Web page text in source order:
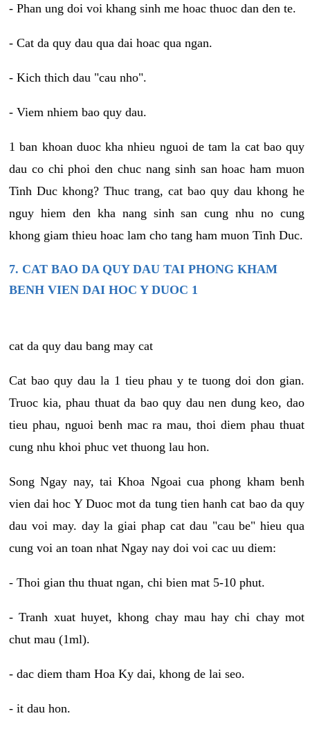
- Phan ung doi voi khang sinh me hoac thuoc dan den te.
- Cat da quy dau qua dai hoac qua ngan.
- Kich thich dau "cau nho".
- Viem nhiem bao quy dau.
1 ban khoan duoc kha nhieu nguoi de tam la cat bao quy
dau co chi phoi den chuc nang sinh san hoac ham muon
Tinh Duc khong? Thuc trang, cat bao quy dau khong he
nguy hiem den kha nang sinh san cung nhu no cung
khong giam thieu hoac lam cho tang ham muon Tinh Duc.
7. CAT BAO DA QUY DAU TAI PHONG KHAM
BENH VIEN DAI HOC Y DUOC 1
cat da quy dau bang may cat
Cat bao quy dau la 1 tieu phau y te tuong doi don gian.
Truoc kia, phau thuat da bao quy dau nen dung keo, dao
tieu phau, nguoi benh mac ra mau, thoi diem phau thuat
cung nhu khoi phuc vet thuong lau hon.
Song Ngay nay, tai Khoa Ngoai cua phong kham benh
vien dai hoc Y Duoc mot da tung tien hanh cat bao da quy
dau voi may. day la giai phap cat dau "cau be" hieu qua
cung voi an toan nhat Ngay nay doi voi cac uu diem:
- Thoi gian thu thuat ngan, chi bien mat 5-10 phut.
- Tranh xuat huyet, khong chay mau hay chi chay mot
chut mau (1ml).
- dac diem tham Hoa Ky dai, khong de lai seo.
- it dau hon.